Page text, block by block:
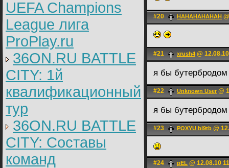
UEFA Champions
League лига
ProPlay.ru
36ON.RU BATTLE
CITY: 1й
квалификационный
тур
36ON.RU BATTLE
CITY: Составы
команд
#20 HAHAHAHAHAH
#21 xrush4 @
я бы
#22 Unknown User @
я бы
#23 POXYU bl9tb @
#24 pEL @ 12.08.10